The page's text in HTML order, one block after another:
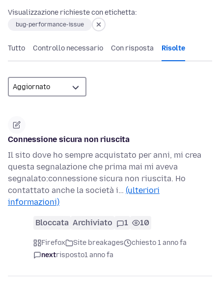
Visualizzazione richieste con etichetta:
bug-performance-issue
Tutto Controllo necessario Con risposta Risolte
Connessione sicura non riuscita
Il sito dove ho sempre acquistato per anni, mi crea
questa segnalazione che prima mai mi aveva
segnalato:connessione sicura non riuscita. Ho
contattato anche la società i… (ulteriori
informazioni)
Bloccata Archiviato 1 10
Firefox Site breakages
chiesto 1 anno fa
nextrisposto1 anno fa